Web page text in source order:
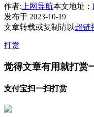
作者: 上网导航本文地址：
发布于 2023-10-19
文章转载或复制请以超链
打赏
觉得文章有用就打赏
支付宝扫一扫打赏